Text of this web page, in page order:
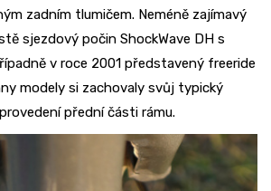
zadním tlumičem. Neméně zajímavý
sjezdový počin ShockWave DH s
v roce 2001 představený freeride
modely si zachovaly svůj typický
přední části rámu.